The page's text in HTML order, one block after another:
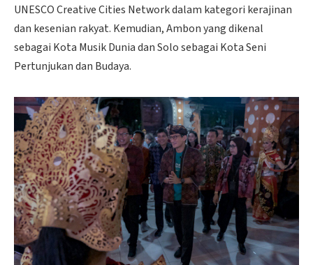
UNESCO Creative Cities Network dalam kategori kerajinan
dan kesenian rakyat. Kemudian, Ambon yang dikenal
sebagai Kota Musik Dunia dan Solo sebagai Kota Seni
Pertunjukan dan Budaya.